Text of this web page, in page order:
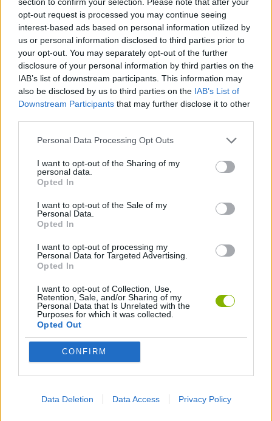
opt-out request is processed you may continue seeing
interest-based ads based on personal information utilized by
us or personal information disclosed to third parties prior to
your opt-out. You may separately opt-out of the further
disclosure of your personal information by third parties on the
IAB’s list of downstream participants. This information may
also be disclosed by us to third parties on the IAB’s List of
Downstream Participants that may further disclose it to other
Personal Data Processing Opt Outs
I want to opt-out of the Sharing of my
personal data.
Opted In
I want to opt-out of the Sale of my
Personal Data.
Opted In
I want to opt-out of processing my
Personal Data for Targeted Advertising.
Opted In
I want to opt-out of Collection, Use,
Retention, Sale, and/or Sharing of my
Personal Data that Is Unrelated with the
Purposes for which it was collected.
Opted Out
CONFIRM
Data Deletion Data Access Privacy Policy
Etiquetas
JOGOS DE AÇÃO
JOGOS DE ESTRATÉGIA
JOGOS DE LUTA E COMBATE
JOGOS DE TIROS E DISPAROS
COLEÇÕES DE JOGOS
JOGOS DE ARMAS
JOGOS DE BONECOS
JOGOS DE FÍSICA
JOGOS CELULAR
JOGOS DE LÓGICA